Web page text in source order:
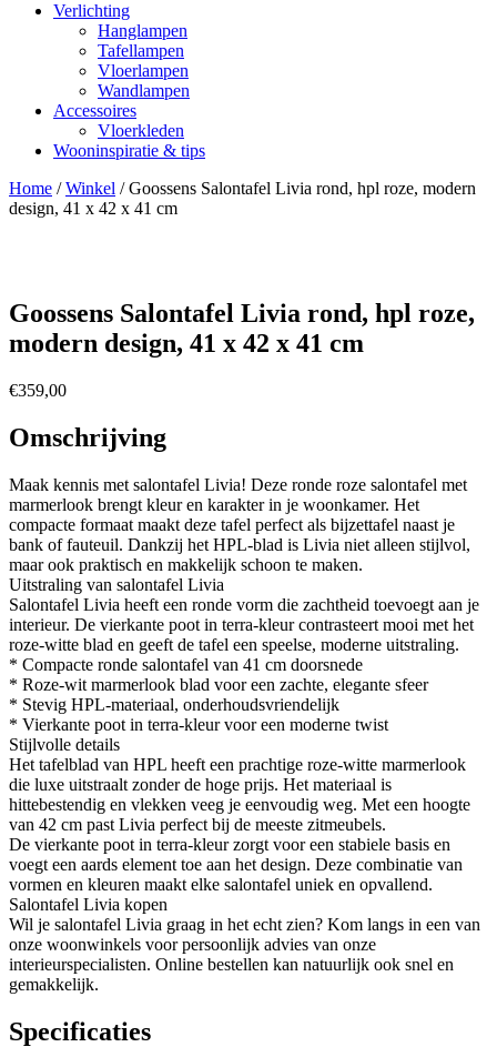
Verlichting
Hanglampen
Tafellampen
Vloerlampen
Wandlampen
Accessoires
Vloerkleden
Wooninspiratie & tips
Home /Winkel /Goossens Salontafel Livia rond, hpl roze, modern
design, 41 x 42 x 41 cm
Goossens Salontafel Livia rond, hpl roze,
modern design, 41 x 42 x 41 cm
€359,00
Omschrijving
Maak kennis met salontafel Livia! Deze ronde roze salontafel met
marmerlook brengt kleur en karakter in je woonkamer. Het
compacte formaat maakt deze tafel perfect als bijzettafel naast je
bank of fauteuil. Dankzij het HPL-blad is Livia niet alleen stijlvol,
maar ook praktisch en makkelijk schoon te maken.
Uitstraling van salontafel Livia
Salontafel Livia heeft een ronde vorm die zachtheid toevoegt aan je
interieur. De vierkante poot in terra-kleur contrasteert mooi met het
roze-witte blad en geeft de tafel een speelse, moderne uitstraling.
* Compacte ronde salontafel van 41 cm doorsnede
* Roze-wit marmerlook blad voor een zachte, elegante sfeer
* Stevig HPL-materiaal, onderhoudsvriendelijk
* Vierkante poot in terra-kleur voor een moderne twist
Stijlvolle details
Het tafelblad van HPL heeft een prachtige roze-witte marmerlook
die luxe uitstraalt zonder de hoge prijs. Het materiaal is
hittebestendig en vlekken veeg je eenvoudig weg. Met een hoogte
van 42 cm past Livia perfect bij de meeste zitmeubels.
De vierkante poot in terra-kleur zorgt voor een stabiele basis en
voegt een aards element toe aan het design. Deze combinatie van
vormen en kleuren maakt elke salontafel uniek en opvallend.
Salontafel Livia kopen
Wil je salontafel Livia graag in het echt zien? Kom langs in een van
onze woonwinkels voor persoonlijk advies van onze
interieurspecialisten. Online bestellen kan natuurlijk ook snel en
gemakkelijk.
Specificaties